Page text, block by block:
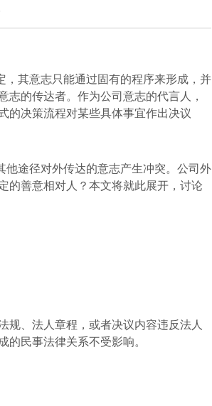
其意志只能通过固有的程序来形成，并
的传达者。作为公司意志的代言人，
的决策流程对某些具体事宜作出决议
途径对外传达的意志产生冲突。公司外
的善意相对人？本文将就此展开，讨论
、法人章程，或者决议内容违反法人
民事法律关系不受影响。